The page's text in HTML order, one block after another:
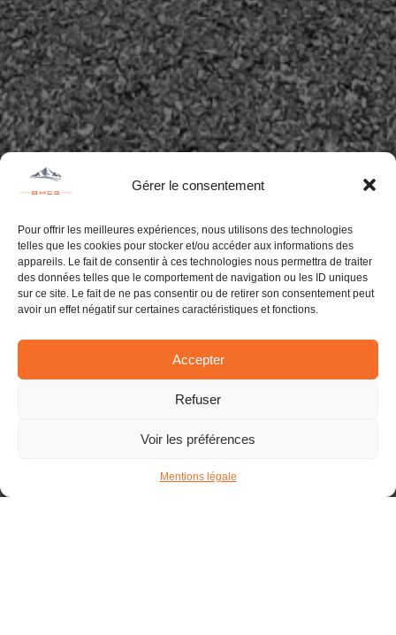
Gérer le consentement
Pour offrir les meilleures expériences, nous utilisons des technologies
telles que les cookies pour stocker et/ou accéder aux informations des
appareils. Le fait de consentir à ces technologies nous permettra de traiter
des données telles que le comportement de navigation ou les ID uniques
sur ce site. Le fait de ne pas consentir ou de retirer son consentement peut
avoir un effet négatif sur certaines caractéristiques et fonctions.
Accepter
Refuser
Voir les préférences
Mentions légale